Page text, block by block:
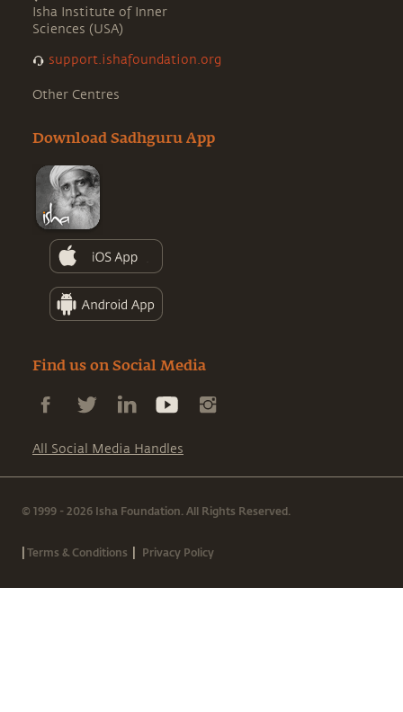
Isha Institute of Inner
Sciences (USA)
support.ishafoundation.org
Other Centres
Download Sadhguru App
Find us on Social Media
All Social Media Handles
© 1999 - 2026 Isha Foundation. All Rights Reserved.
|Terms & Conditions | Privacy Policy